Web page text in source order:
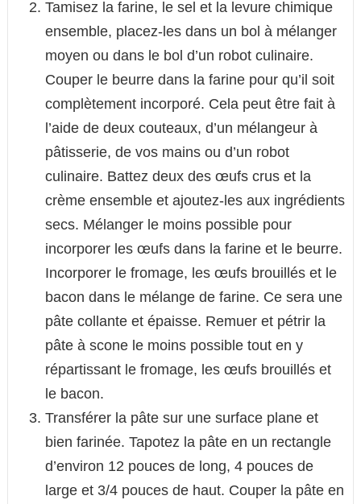
Tamisez la farine, le sel et la levure chimique
ensemble, placez-les dans un bol à mélanger
moyen ou dans le bol d’un robot culinaire.
Couper le beurre dans la farine pour qu’il soit
complètement incorporé. Cela peut être fait à
l’aide de deux couteaux, d’un mélangeur à
pâtisserie, de vos mains ou d’un robot
culinaire. Battez deux des œufs crus et la
crème ensemble et ajoutez-les aux ingrédients
secs. Mélanger le moins possible pour
incorporer les œufs dans la farine et le beurre.
Incorporer le fromage, les œufs brouillés et le
bacon dans le mélange de farine. Ce sera une
pâte collante et épaisse. Remuer et pétrir la
pâte à scone le moins possible tout en y
répartissant le fromage, les œufs brouillés et
le bacon.
Transférer la pâte sur une surface plane et
bien farinée. Tapotez la pâte en un rectangle
d’environ 12 pouces de long, 4 pouces de
large et 3/4 pouces de haut. Couper la pâte en